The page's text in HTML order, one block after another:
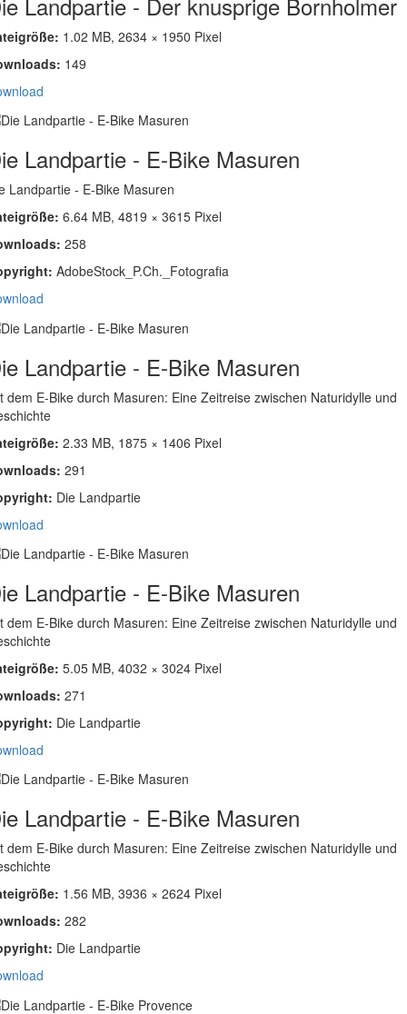
1.02 MB, 2634 × 1950 Pixel
149
Landpartie - E-Bike Masuren
Landpartie - E-Bike Masuren
6.64 MB, 4819 × 3615 Pixel
258
AdobeStock_P.Ch._Fotografia
Landpartie - E-Bike Masuren
dem E-Bike durch Masuren: Eine Zeitreise zwischen Naturidylle und
2.33 MB, 1875 × 1406 Pixel
291
Die Landpartie
Landpartie - E-Bike Masuren
dem E-Bike durch Masuren: Eine Zeitreise zwischen Naturidylle und
5.05 MB, 4032 × 3024 Pixel
271
Die Landpartie
Landpartie - E-Bike Masuren
dem E-Bike durch Masuren: Eine Zeitreise zwischen Naturidylle und
1.56 MB, 3936 × 2624 Pixel
282
Die Landpartie